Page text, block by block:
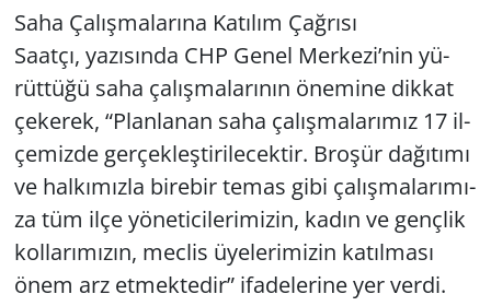
Saha Ça­lış­ma­la­rı­na Ka­tı­lım Çağ­rı­sı
Sa­at­çı, ya­zı­sın­da CHP Genel Mer­ke­zi’nin yü­
rüt­tü­ğü saha ça­lış­ma­la­rı­nın öne­mi­ne dik­kat
çe­ke­rek, “Plan­la­nan saha ça­lış­ma­la­rı­mız 17 il­
çe­miz­de ger­çek­leş­ti­ri­le­cek­tir. Bro­şür da­ğı­tı­mı
ve hal­kı­mız­la bi­re­bir temas gibi ça­lış­ma­la­rı­mı­
za tüm ilçe yö­ne­ti­ci­le­ri­mi­zin, kadın ve genç­lik
kol­la­rı­mı­zın, mec­lis üye­le­ri­mi­zin ka­tıl­ma­sı
önem arz et­mek­te­dir” ifa­de­le­ri­ne yer verdi.